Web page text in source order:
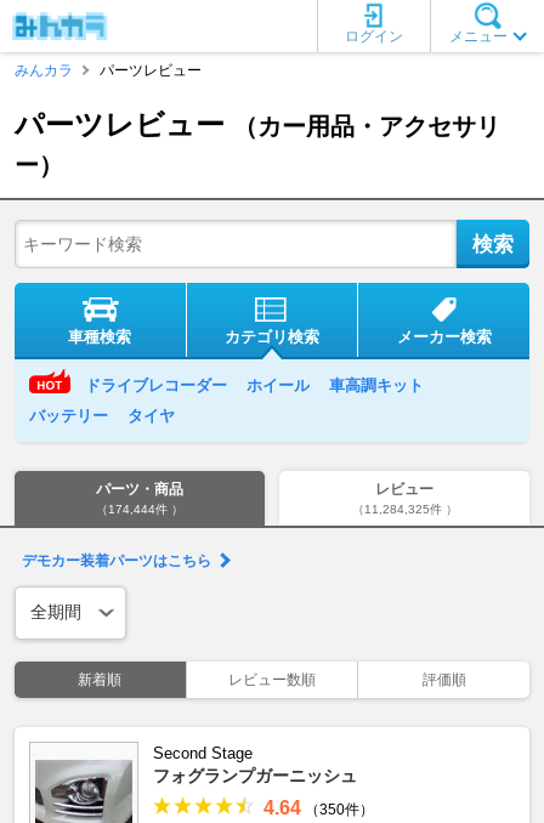
メニュー
ログイン
みんカラ
パーツレビュー
パーツレビュー
（カー用品・アクセサリ
ー）
車種検索 カテゴリ検索 メーカー検索
ドライブレコーダー ホイール
車高調キット
バッテリー
タイヤ
パーツ・商品
（174,444件 ）
レビュー
（11,284,325件 ）
デモカー装着パーツはこちら
新着順 レビュー数順 評価順
Second Stage
フォグランプガーニッシュ
4.64
（350件）